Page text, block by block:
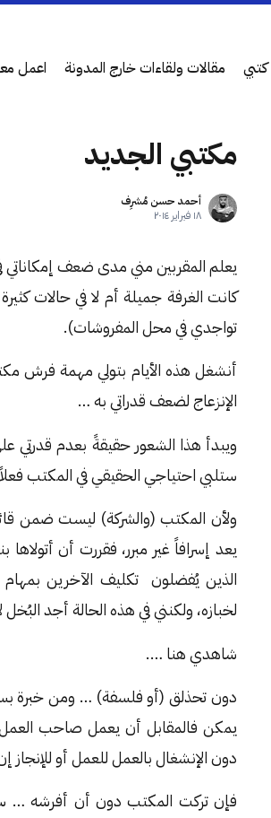
كتبي مقالات ولقاءات خارج المدونة اعمل
مكتبي الجديد
أحمد حسن مُشرِف
١٨ فبراير ٢٠١٤
يعلم المقربين مني مدى ضعف
كانت الغرفة جميلة أم لا في حالات
تواجدي في محل المفروشات).
أنشغل هذه الأيام بتولي مهمة فرش
الإنزعاج لضعف قدراتي به …
ويبدأ هذا الشعور حقيقةً بعدم قدرتي
ستلبي احتياجي الحقيقي في المكتب
ولأن المكتب (والشركة) ليست ضمن
يعد إسرافاً غير مبرر، فقررت أن
الذين يُفضلون تكليف الآخرين
لخبازه، ولكنني في هذه الحالة أجد
شاهدي هنا ….
دون تحذلق (أو فلسفة) … ومن خبرة
يمكن فالمقابل أن يعمل صاحب العمل
دون الإنشغال بالعمل للعمل أو للإنجاز
فإن تركت المكتب دون أن أفرشه …